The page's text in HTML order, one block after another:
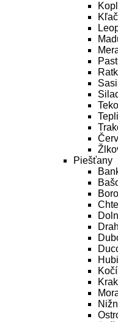
Piešťany